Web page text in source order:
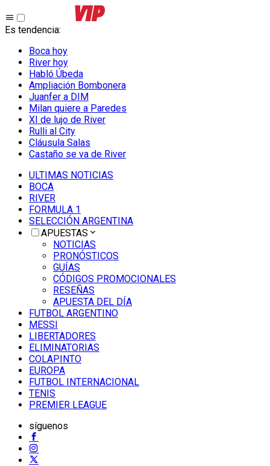
Es tendencia:
Boca hoy
River hoy
Habló Úbeda
Ampliación Bombonera
Juanfer a DIM
Milan quiere a Paredes
XI de lujo de River
Rulli al City
Cláusula Salas
Castaño se va de River
ULTIMAS NOTICIAS
BOCA
RIVER
FORMULA 1
SELECCIÓN ARGENTINA
APUESTAS
NOTICIAS
PRONÓSTICOS
GUÍAS
CÓDIGOS PROMOCIONALES
RESEÑAS
APUESTA DEL DÍA
FUTBOL ARGENTINO
MESSI
LIBERTADORES
ELIMINATORIAS
COLAPINTO
EUROPA
FUTBOL INTERNACIONAL
TENIS
PREMIER LEAGUE
síguenos